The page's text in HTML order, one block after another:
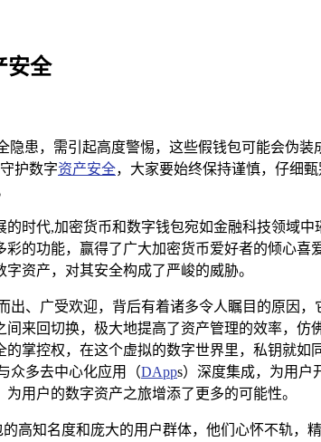
安全
隐患，需引起高度警惕，这些假钱包可能会伪
护数字资产安全，大家要始终保持谨慎，仔细
时代,加密货币和数字钱包宛如金融科技领域
的功能，赢得了广大加密货币爱好者的倾心
资产，对其安全构成了严峻的威胁。
出、广受欢迎，背后有着诸多令人瞩目的原因
来回切换，极大地提高了资产管理的效率，
掌控权，在这个虚拟的数字世界里，私钥就
众多去中心化应用（DApps）深度集成，为用户
用户的数字资产之旅增添了更多的可能性。
高知名度和庞大的用户群体，他们心怀不轨